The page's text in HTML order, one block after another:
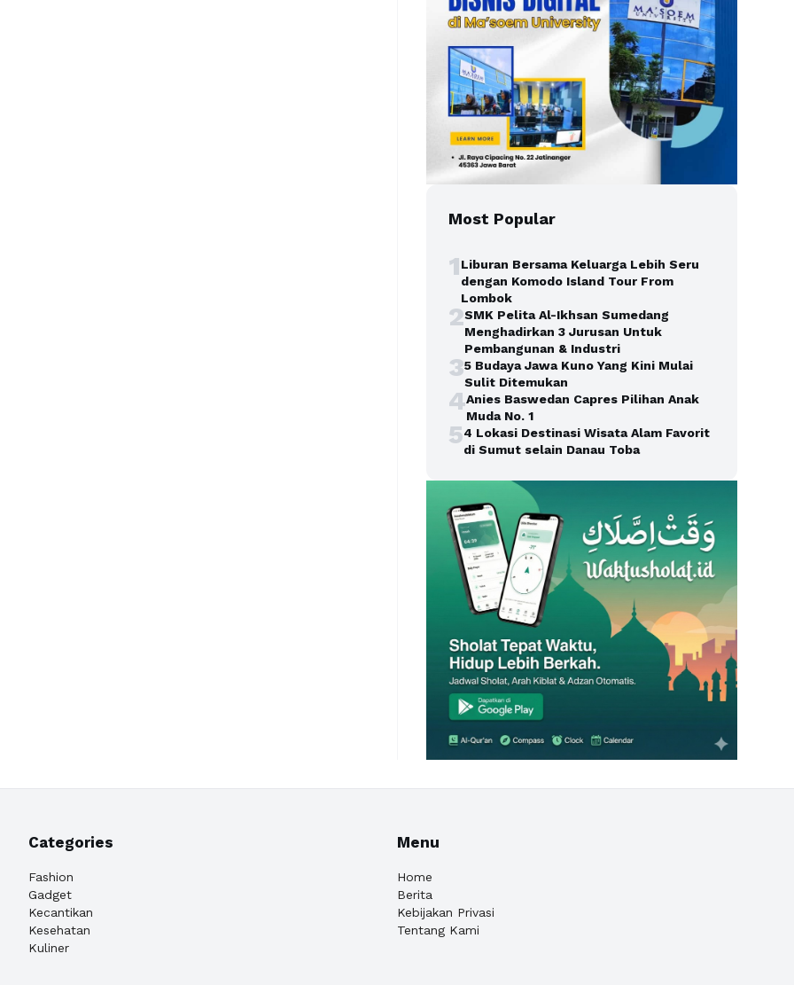
Most Popular
1Liburan Bersama Keluarga Lebih Seru
dengan Komodo Island Tour From
Lombok
2SMK Pelita Al-Ikhsan Sumedang
Menghadirkan 3 Jurusan Untuk
Pembangunan & Industri
35 Budaya Jawa Kuno Yang Kini Mulai
Sulit Ditemukan
4Anies Baswedan Capres Pilihan Anak
Muda No. 1
54 Lokasi Destinasi Wisata Alam Favorit
di Sumut selain Danau Toba
Categories
Fashion
Gadget
Kecantikan
Kesehatan
Kuliner
Menu
Home
Berita
Kebijakan Privasi
Tentang Kami